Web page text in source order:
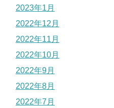
2023年1月
2022年12月
2022年11月
2022年10月
2022年9月
2022年8月
2022年7月